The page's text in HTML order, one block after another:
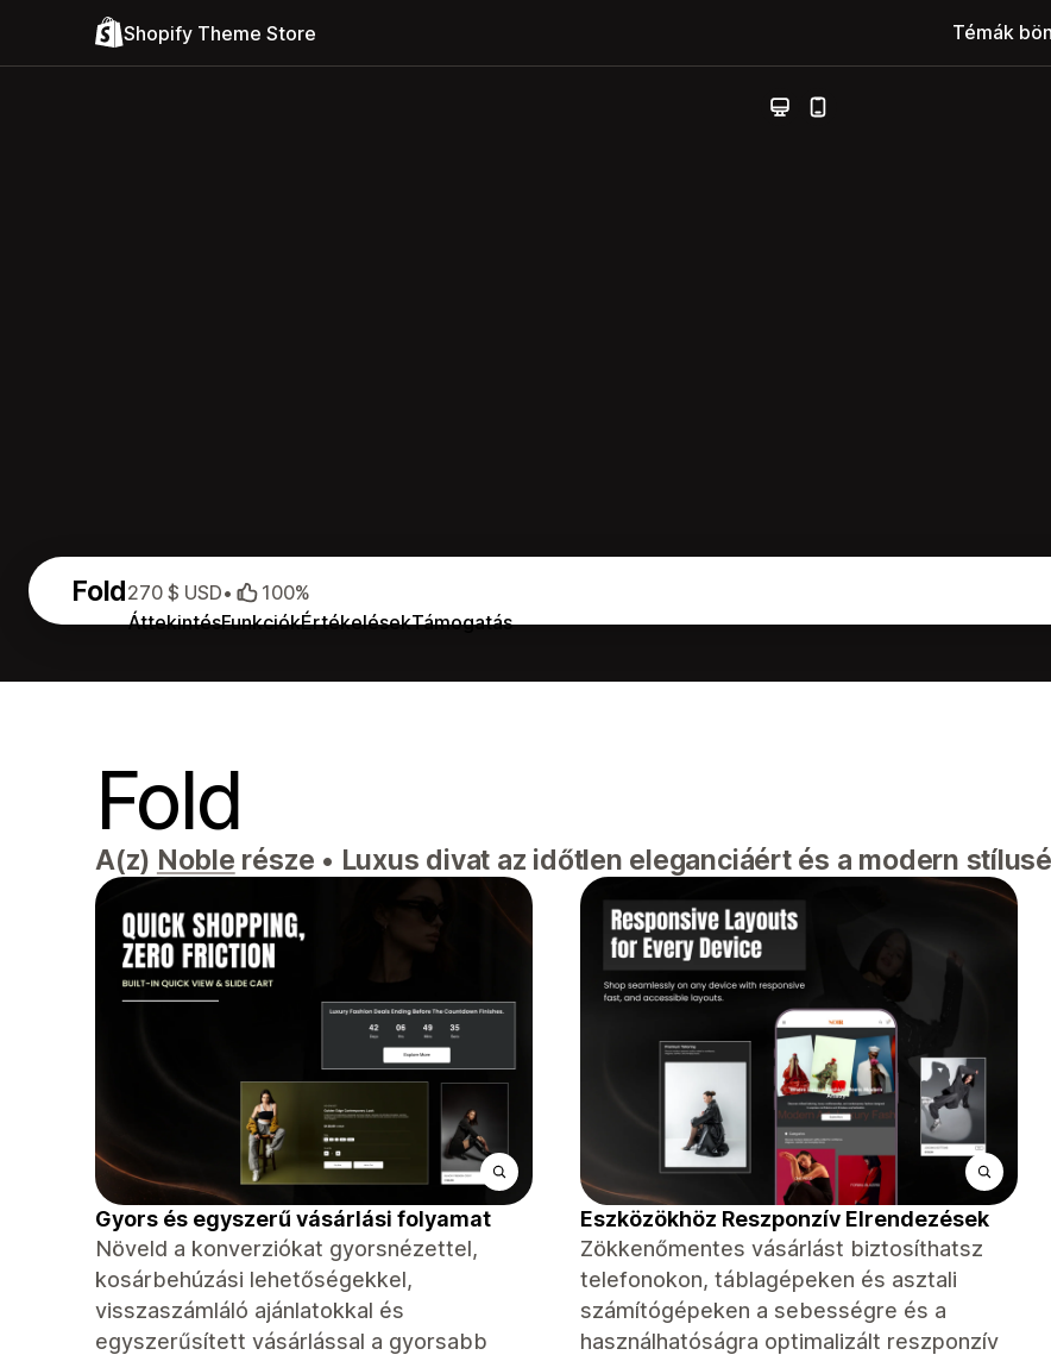
Shopify Theme Store Témák
Fold
ÁttekintésFunkciókÉrtékelésekTámogatás
270 $ USD• 100%
Fold
A(z) Noble része • Luxus divat az időtlen eleganciáért és a modern
Gyors és egyszerű vásárlási folyamat
Növeld a konverziókat gyorsnézettel,
kosárbehúzási lehetőségekkel,
visszaszámláló ajánlatokkal és
egyszerűsített vásárlással a gyorsabb
Eszközökhöz Reszponzív Elrendezések
Zökkenőmentes vásárlást biztosíthatsz
telefonokon, táblagépeken és asztali
számítógépeken a sebességre és a
használhatóságra optimalizált reszponzív